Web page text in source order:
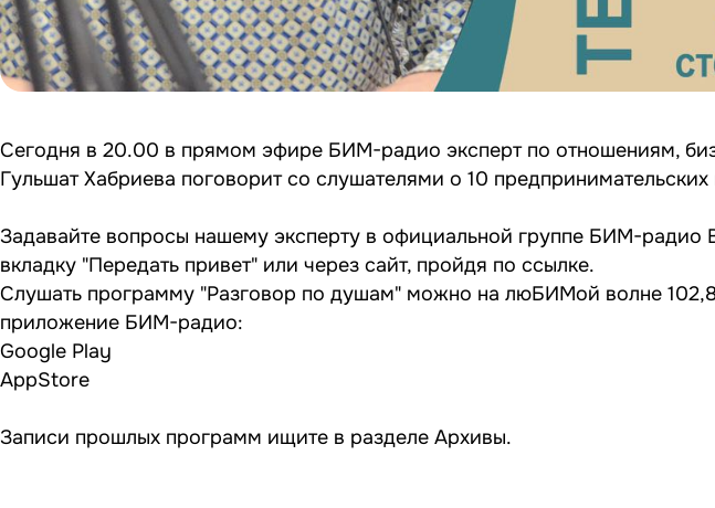
Сегодня в 20.00 в прямом эфире БИМ-радио эксперт по отношениям,
Гульшат Хабриева поговорит со слушателями о 10
Задавайте вопросы нашему эксперту в официальной группе БИМ-радио
вкладку "Передать привет" или через сайт, пройдя по ссылке.
Слушать программу "Разговор по душам" можно на люБИМой волне
приложение БИМ-радио:
Google Play
AppStore
Записи прошлых программ ищите в разделе Архивы.